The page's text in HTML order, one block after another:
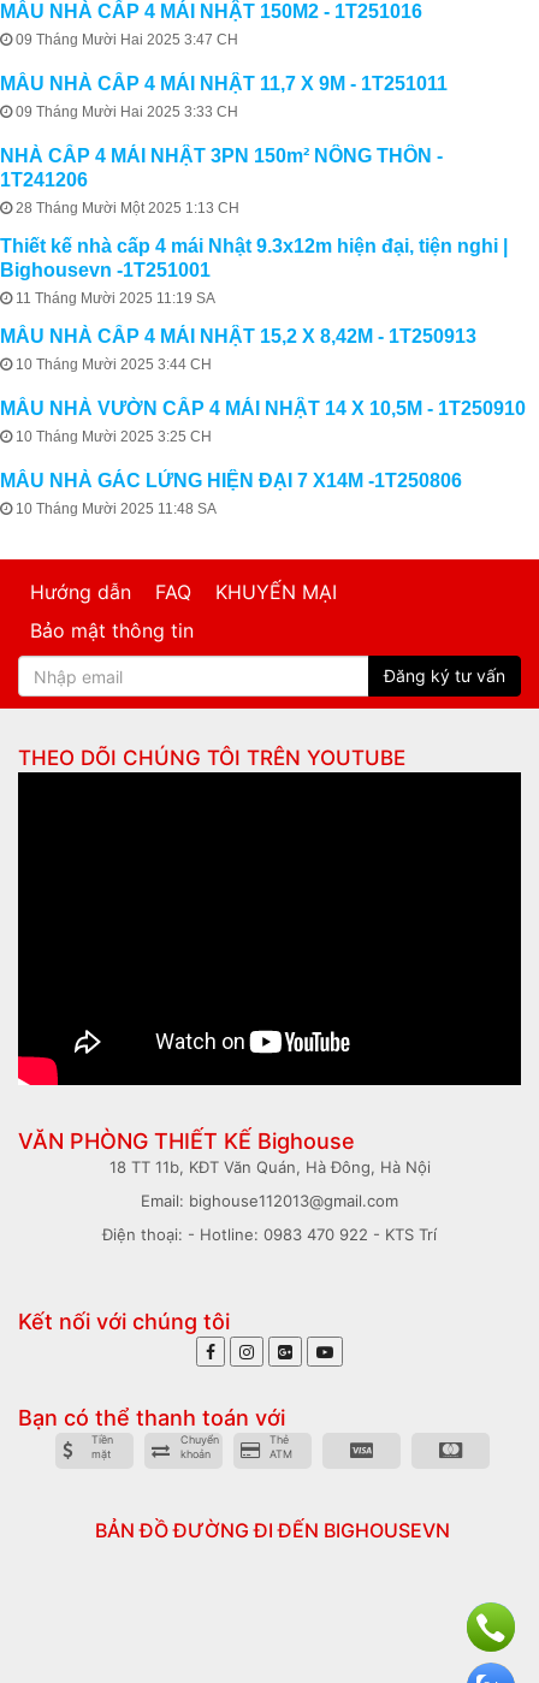
MẪU NHÀ CẤP 4 MÁI NHẬT 150M2 - 1T251016
09 Tháng Mười Hai 2025 3:47 CH
MẪU NHÀ CẤP 4 MÁI NHẬT 11,7 X 9M - 1T251011
09 Tháng Mười Hai 2025 3:33 CH
NHÀ CẤP 4 MÁI NHẬT 3PN 150m² NÔNG THÔN -
1T241206
28 Tháng Mười Một 2025 1:13 CH
Thiết kế nhà cấp 4 mái Nhật 9.3x12m hiện đại, tiện nghi |
Bighousevn -1T251001
11 Tháng Mười 2025 11:19 SA
MẪU NHÀ CẤP 4 MÁI NHẬT 15,2 X 8,42M - 1T250913
10 Tháng Mười 2025 3:44 CH
MẪU NHÀ VƯỜN CẤP 4 MÁI NHẬT 14 X 10,5M - 1T250910
10 Tháng Mười 2025 3:25 CH
MẪU NHÀ GÁC LỬNG HIỆN ĐẠI 7 X14M -1T250806
10 Tháng Mười 2025 11:48 SA
Hướng dẫn FAQ
KHUYẾN MẠI
Bảo mật thông tin
Đăng ký tư vấn
THEO DÕI CHÚNG TÔI TRÊN YOUTUBE
VĂN PHÒNG THIẾT KẾ Bighouse
18 TT 11b, KĐT Văn Quán, Hà Đông, Hà Nội
Email: bighouse112013@gmail.com
Điện thoại: - Hotline: 0983 470 922 - KTS Trí
Kết nối với chúng tôi
Bạn có thể thanh toán với
Tiền
mặt
Chuyển
khoản
Thẻ
ATM
BẢN ĐỒ ĐƯỜNG ĐI ĐẾN BIGHOUSEVN